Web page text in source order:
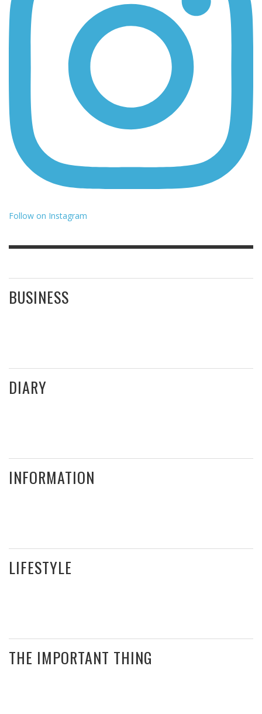
Follow on Instagram
BUSINESS
DIARY
INFORMATION
LIFESTYLE
THE IMPORTANT THING